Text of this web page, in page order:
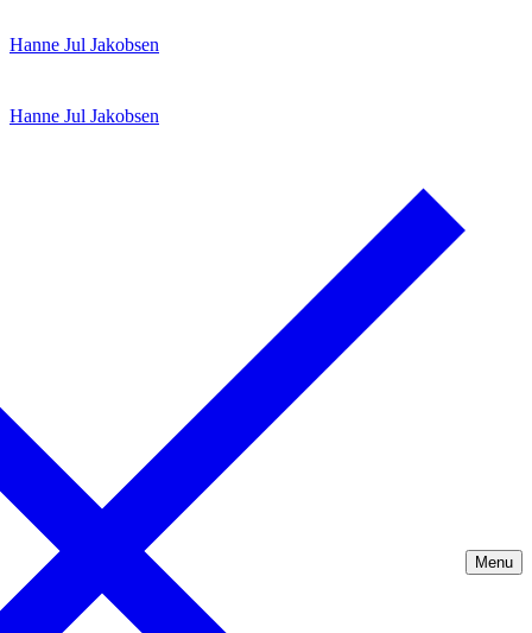
til
Hanne Jul Jakobsen
Hanne Jul Jakobsen
Menu